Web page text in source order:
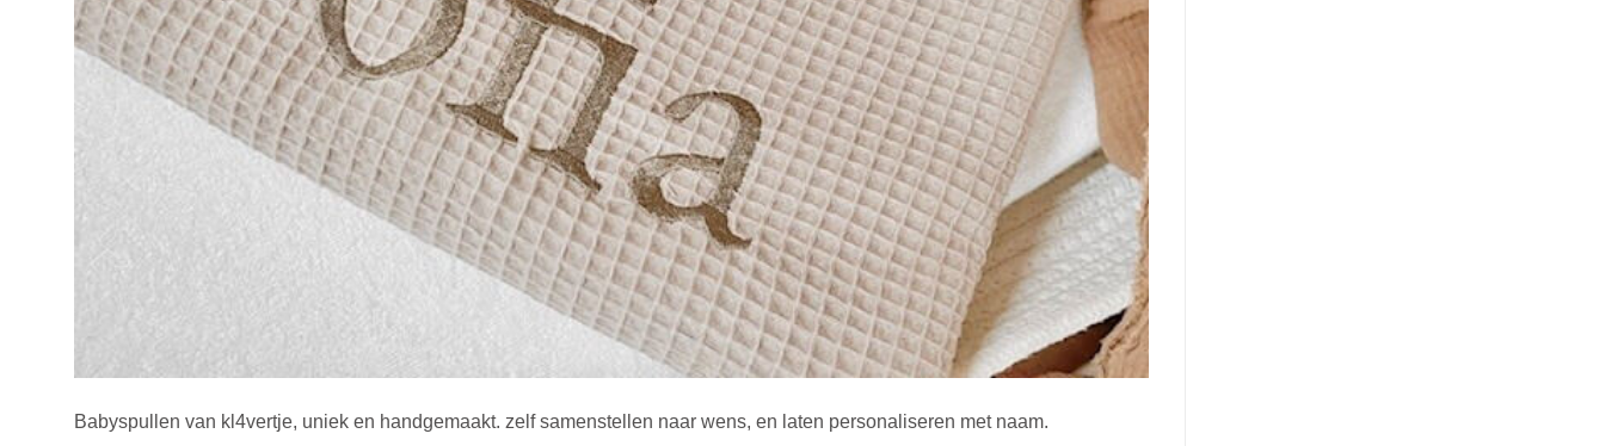
Babyspullen van kl4vertje, uniek en handgemaakt. zelf samenstellen naar wens, en laten personaliseren met naam.